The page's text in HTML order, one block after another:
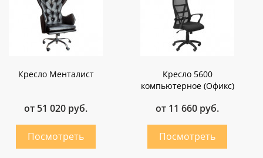
Кресло Менталист
от 51 020 руб.
Кресло 5600
компьютерное (Офикс)
от 11 660 руб.